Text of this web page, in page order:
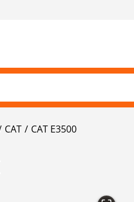
CAT CAT E3500